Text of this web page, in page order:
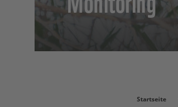
Startseite